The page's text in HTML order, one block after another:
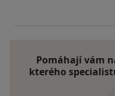
Pomáhají vám
kterého